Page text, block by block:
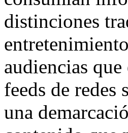
distinciones
audiencias
feeds de redes
una